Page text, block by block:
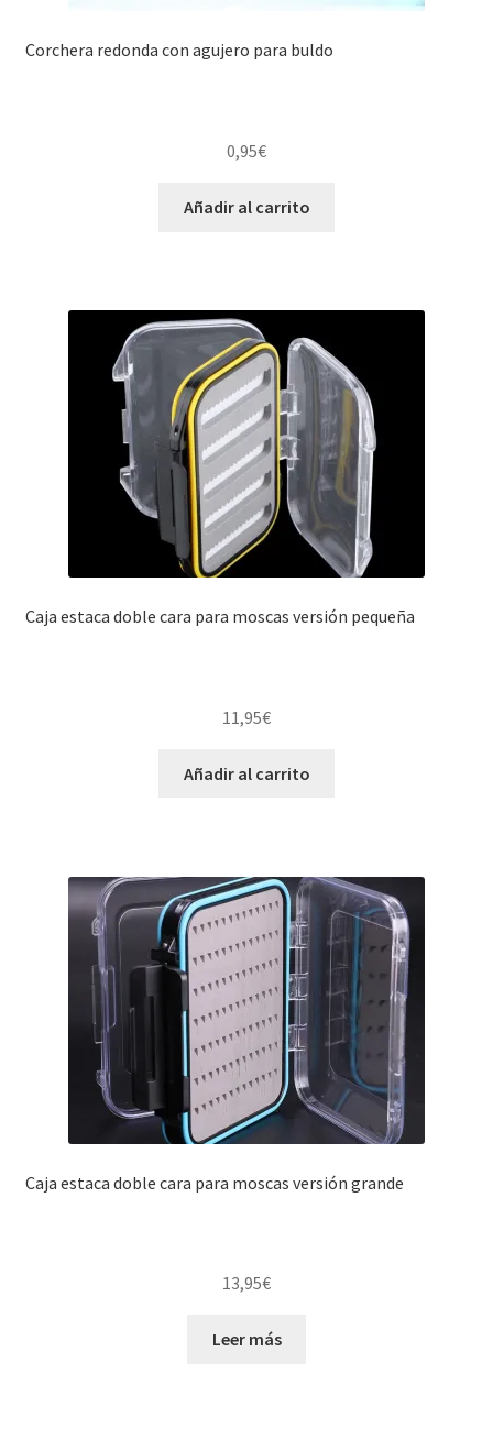
Corchera redonda con agujero para buldo
0,95€
Añadir al carrito
Caja estaca doble cara para moscas versión pequeña
11,95€
Añadir al carrito
Caja estaca doble cara para moscas versión grande
13,95€
Leer más